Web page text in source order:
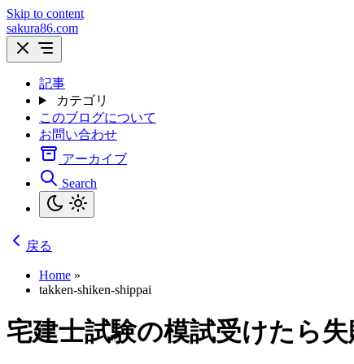
Skip to content
sakura86.com
記事
カテゴリ
このブログについて
お問い合わせ
アーカイブ
Search
戻る
Home »
takken-shiken-shippai
宅建士試験の模試受けたら